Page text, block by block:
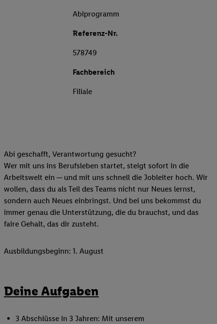
Abiprogramm
Referenz-Nr.
578749
Fachbereich
Filiale
Abi geschafft, Verantwortung gesucht?
Wer mit uns ins Berufsleben startet, steigt sofort in die
Arbeitswelt ein ─ und mit uns schnell die Jobleiter hoch. Wir
wollen, dass du als Teil des Teams nicht nur Neues lernst,
sondern auch Neues einbringst. Und bei uns bekommst du
immer genau die Unterstützung, die du brauchst, und das
faire Gehalt, das dir zusteht.
Ausbildungsbeginn: 1. August
Deine Aufgaben
3 Abschlüsse in 3 Jahren: Mit unserem